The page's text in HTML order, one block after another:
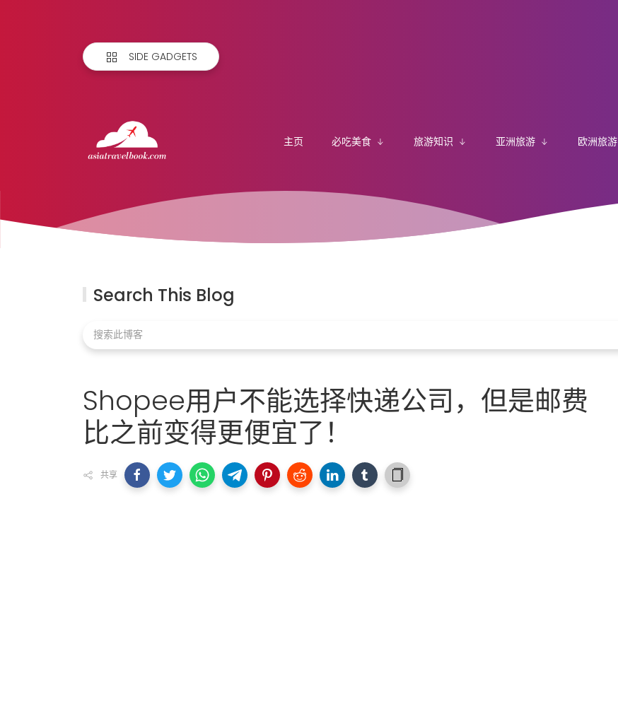
SIDE GADGETS
主页 必吃美食 旅游知识 亚洲旅游 欧洲旅游
Search This Blog
Shopee用户不能选择快递公司，但是邮费
比之前变得更便宜了！
共享